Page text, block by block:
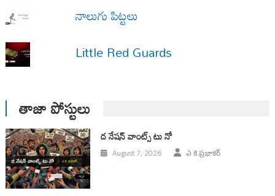
నాలుగు పిట్టలు
Little Red Guards
తాజా పోస్టులు
ద నేషన్ వాంట్స్ టు నో
August 7, 2026 ఎ కె ప్రభాకర్